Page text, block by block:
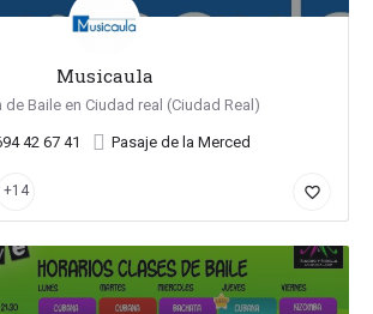
Musicaula
de Baile en Ciudad real (Ciudad Real)
42 67 41 Pasaje de la Merced
+14 favorite_border